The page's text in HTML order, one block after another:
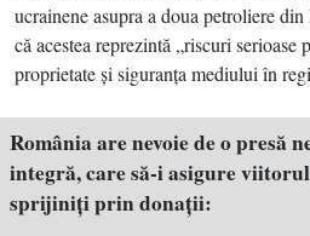
ucrainene asupra a doua petroliere
că acestea reprezintă „riscuri serioase
proprietate şi siguranţa mediului în
România are nevoie de o presă
integră, care să-i asigure
sprijiniţi prin donaţii: